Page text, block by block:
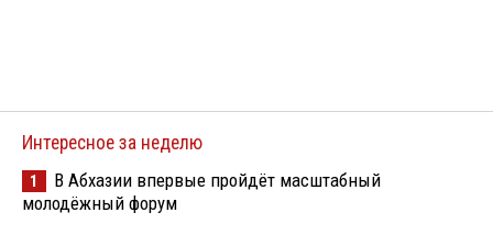
Интересное за неделю
1
В Абхазии впервые пройдёт масштабный
молодёжный форум